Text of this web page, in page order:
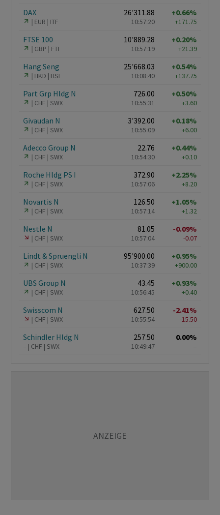
DAX
EUR ITF
26'311.88
10:57:20
+0.66%
+171.75
FTSE 100
GBP FTI
10'889.28
10:57:19
+0.20%
+21.39
Hang Seng
HKD HSI
25'668.03
10:08:40
+0.54%
+137.75
Part Grp Hldg N
CHF SWX
726.00
10:55:31
+0.50%
+3.60
Givaudan N
CHF SWX
3'392.00
10:55:09
+0.18%
+6.00
Adecco Group N
CHF SWX
22.76
10:54:30
+0.44%
+0.10
Roche Hldg PS I
CHF SWX
372.90
10:57:06
+2.25%
+8.20
Novartis N
CHF SWX
126.50
10:57:14
+1.05%
+1.32
Nestle N
CHF SWX
81.05
10:57:04
-0.09%
-0.07
Lindt & Spruengli N
CHF SWX
95'900.00
10:37:39
+0.95%
+900.00
UBS Group N
CHF SWX
43.45
10:56:45
+0.93%
+0.40
Swisscom N
CHF SWX
627.50
10:55:54
-2.41%
-15.50
Schindler Hldg N
– CHF SWX
257.50
10:49:47
0.00%
–